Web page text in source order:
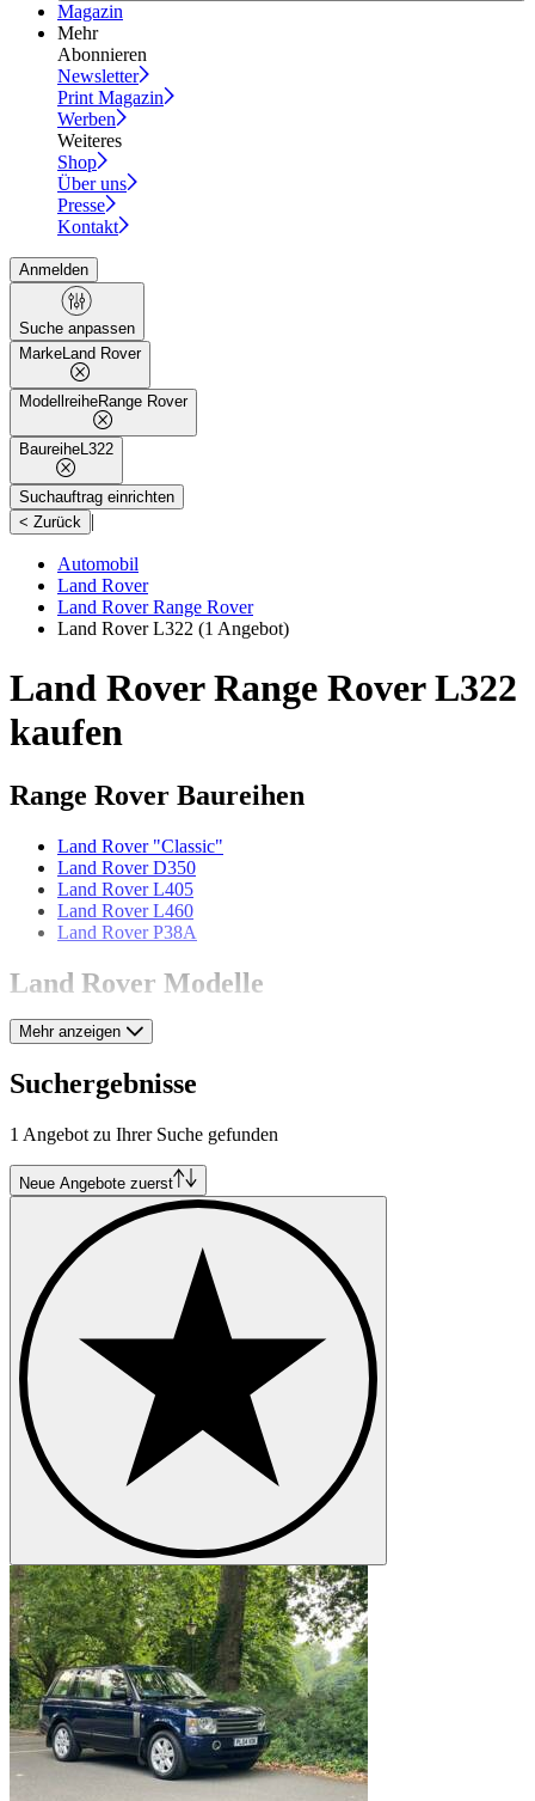
Magazin
Mehr
Abonnieren
Newsletter
Print Magazin
Werben
Weiteres
Shop
Über uns
Presse
Kontakt
Anmelden
Suche anpassen
MarkeLand Rover
ModellreiheRange Rover
BaureiheL322
Suchauftrag einrichten
< Zurück |
Automobil
Land Rover
Land Rover Range Rover
Land Rover L322 (1 Angebot)
Land Rover Range Rover L322
kaufen
Range Rover Baureihen
Land Rover "Classic"
Land Rover D350
Land Rover L405
Land Rover L460
Land Rover P38A
Land Rover Modelle
Land Rover 109
Land Rover 86
Land Rover 88
Land Rover Discovery
Land Rover Forward Control
Land Rover Range Rover Evoque
Land Rover Range Rover Sport
Land Rover Range Rover Velar
Mehr anzeigen
Suchergebnisse
1 Angebot zu Ihrer Suche gefunden
Neue Angebote zuerst